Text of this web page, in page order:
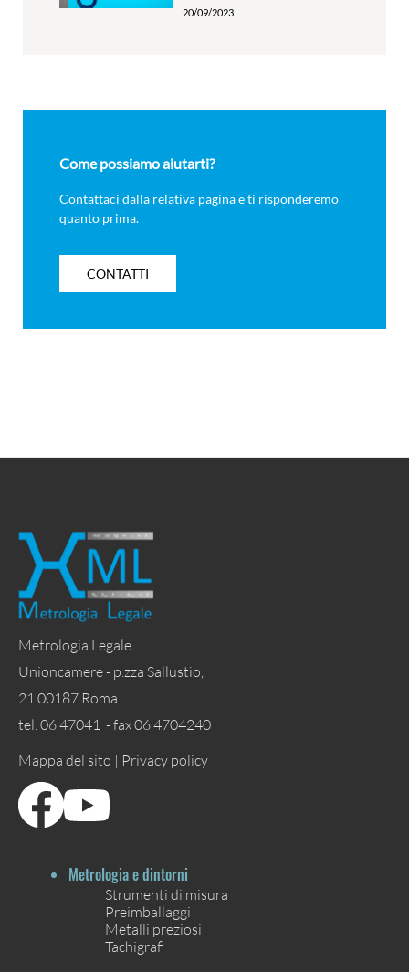
20/09/2023
Come possiamo aiutarti?
Contattaci dalla relativa pagina e ti risponderemo
quanto prima.
CONTATTI
Metrologia Legale
Unioncamere - p.zza Sallustio,
21 00187 Roma
tel. 06 47041 - fax 06 4704240
Mappa del sito | Privacy policy
Metrologia e dintorni
Strumenti di misura
Preimballaggi
Metalli preziosi
Tachigrafi